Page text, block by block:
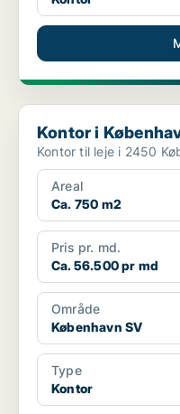
Kontor i København SV
Kontor i
Kontor til leje i 2450
Areal
Ca. 750 m2
Pris pr. md.
Ca. 56.500 pr md
Område
København SV
Type
Kontor